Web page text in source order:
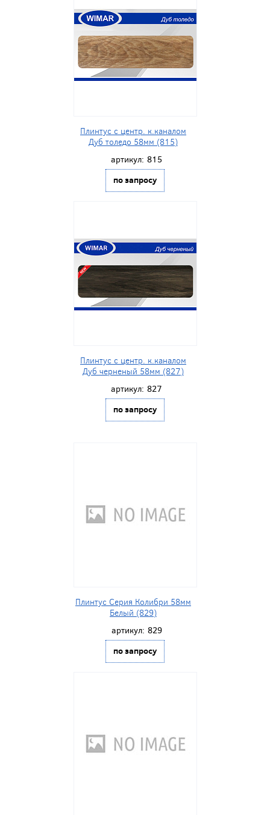
Плинтус с центр. к.каналом
Дуб толедо 58мм (815)
артикул: 815
по запросу
Плинтус с центр. к.каналом
Дуб черненый 58мм (827)
артикул: 827
по запросу
Плинтус Серия Колибри 58мм
Белый (829)
артикул: 829
по запросу